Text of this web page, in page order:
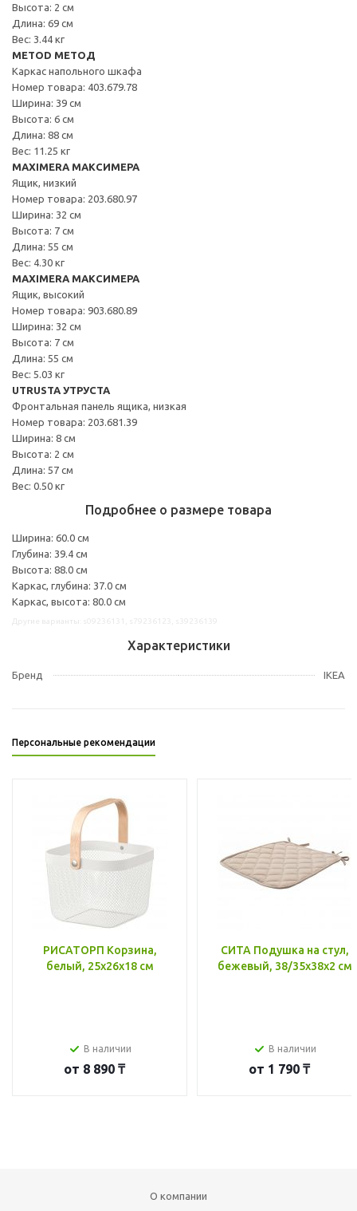
Высота: 2 см
Длина: 69 см
Вес: 3.44 кг
METOD МЕТОД
Каркас напольного шкафа
Номер товара: 403.679.78
Ширина: 39 см
Высота: 6 см
Длина: 88 см
Вес: 11.25 кг
MAXIMERA МАКСИМЕРА
Ящик, низкий
Номер товара: 203.680.97
Ширина: 32 см
Высота: 7 см
Длина: 55 см
Вес: 4.30 кг
MAXIMERA МАКСИМЕРА
Ящик, высокий
Номер товара: 903.680.89
Ширина: 32 см
Высота: 7 см
Длина: 55 см
Вес: 5.03 кг
UTRUSTA УТРУСТА
Фронтальная панель ящика, низкая
Номер товара: 203.681.39
Ширина: 8 см
Высота: 2 см
Длина: 57 см
Вес: 0.50 кг
Подробнее о размере товара
Ширина: 60.0 см
Глубина: 39.4 см
Высота: 88.0 см
Каркас, глубина: 37.0 см
Каркас, высота: 80.0 см
Характеристики
Бренд IKEA
Персональные рекомендации
РИСАТОРП Корзина,
белый, 25x26x18 см
В наличии
от 8 890 ₸
СИТА Подушка на стул,
бежевый, 38/35x38x2 см
В наличии
от 1 790 ₸
О компании